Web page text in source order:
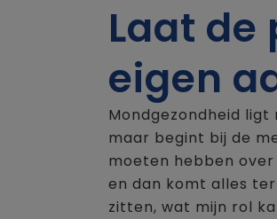
Laat de
eigen
Mondgezondheid
maar begint bij de
moeten hebben
en dan komt alles
zitten, wat mijn rol